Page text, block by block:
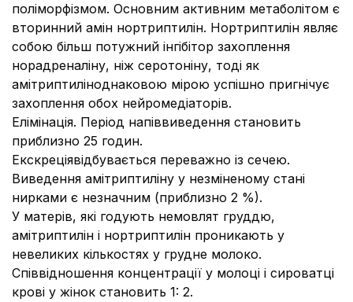
поліморфізмом. Основним активним метаболітом є
вторинний амін нортриптилін. Нортриптилін являє
собою більш потужний інгібітор захоплення
норадреналіну, ніж серотоніну, тоді як
амітриптиліноднаковою мірою успішно пригнічує
захоплення обох нейромедіаторів.
Елімінація. Період напіввиведення становить
приблизно 25 годин.
Екскреціявідбувається переважно із сечею.
Виведення амітриптиліну у незміненому стані
нирками є незначним (приблизно 2 %).
У матерів, які годують немовлят груддю,
амітриптилін і нортриптилін проникають у
невеликих кількостях у грудне молоко.
Співвідношення концентрації у молоці і сироватці
крові у жінок становить 1: 2.